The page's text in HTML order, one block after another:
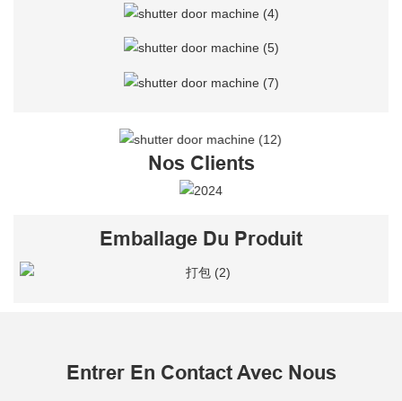
Nos Clients
Emballage Du Produit
Entrer En Contact Avec Nous